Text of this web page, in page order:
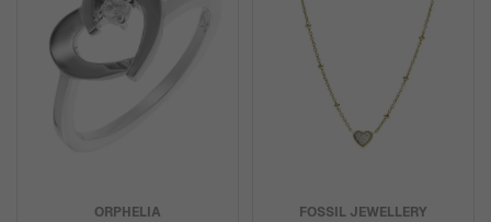
ORPHELIA FOSSIL JEWELLERY